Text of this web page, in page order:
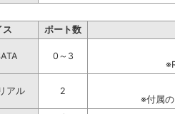
ス ポート数
0～3
アル
2
※付属